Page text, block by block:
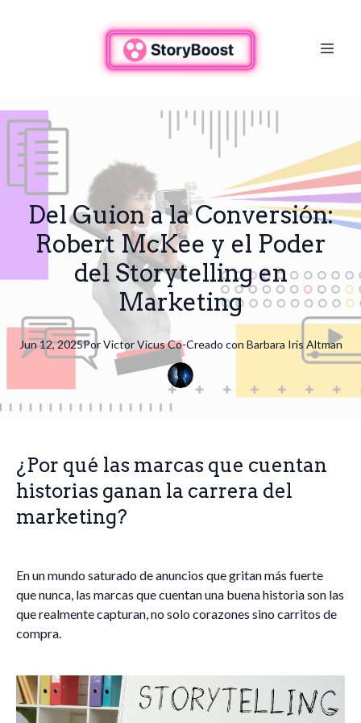
Del Guion a la Conversión:
Robert McKee y el Poder
del Storytelling en
Marketing
Jun 12, 2025Por Victor Vicus Co-Creado con Barbara Iris Altman
¿Por qué las marcas que cuentan
historias ganan la carrera del
marketing?
En un mundo saturado de anuncios que gritan más fuerte
que nunca, las marcas que cuentan una buena historia son las
que realmente capturan, no solo corazones sino carritos de
compra.